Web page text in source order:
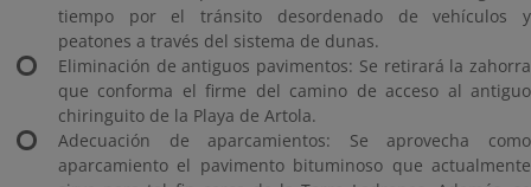
tiempo por el tránsito desordenado de vehículos y
peatones a través del sistema de dunas.
Eliminación de antiguos pavimentos: Se retirará la zahorra
que conforma el firme del camino de acceso al antiguo
chiringuito de la Playa de Artola.
Adecuación de aparcamientos: Se aprovecha como
aparcamiento el pavimento bituminoso que actualmente